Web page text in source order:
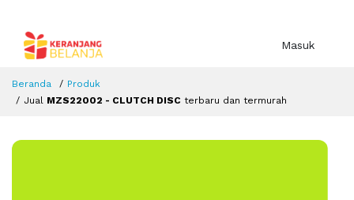
Masuk
Beranda
Produk
Jual MZS22002 - CLUTCH DISC terbaru dan termurah